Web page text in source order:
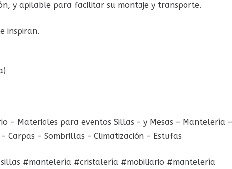
y apilable para facilitar su montaje y transporte.
inspiran.
– Materiales para eventos Sillas – y Mesas – Mantelería –
Carpas – Sombrillas – Climatización – Estufas
#mantelería #cristalería #mobiliario #mantelería